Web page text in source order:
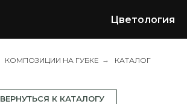
Цветология
КОМПОЗИЦИИ НА ГУБКЕ → КАТАЛОГ
ВЕРНУТЬСЯ К КАТАЛОГУ